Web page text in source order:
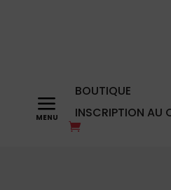
a BOUTIQUE
INSCRIPTION AU